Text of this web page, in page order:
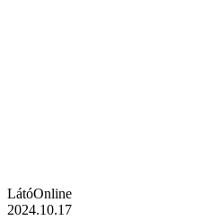
LátóOnline
2024.10.17